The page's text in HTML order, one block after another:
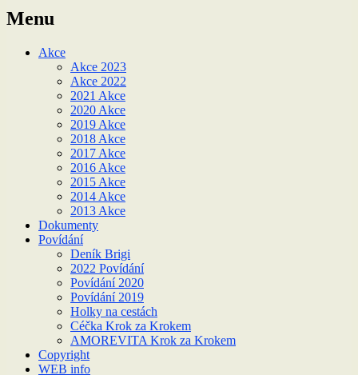
Menu
Akce
Akce 2023
Akce 2022
2021 Akce
2020 Akce
2019 Akce
2018 Akce
2017 Akce
2016 Akce
2015 Akce
2014 Akce
2013 Akce
Dokumenty
Povídání
Deník Brigi
2022 Povídání
Povídání 2020
Povídání 2019
Holky na cestách
Céčka Krok za Krokem
AMOREVITA Krok za Krokem
Copyright
WEB info